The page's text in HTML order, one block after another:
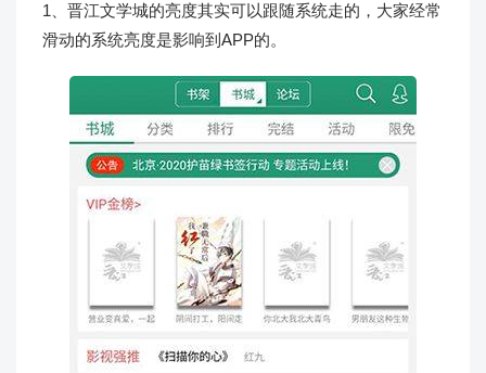
1、晋江文学城的亮度其实可以跟随系统走的，大家经常
滑动的系统亮度是影响到APP的。